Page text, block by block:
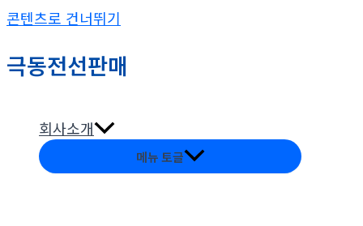
콘텐츠로 건너뛰기
극동전선판매
회사소개
메뉴 토글